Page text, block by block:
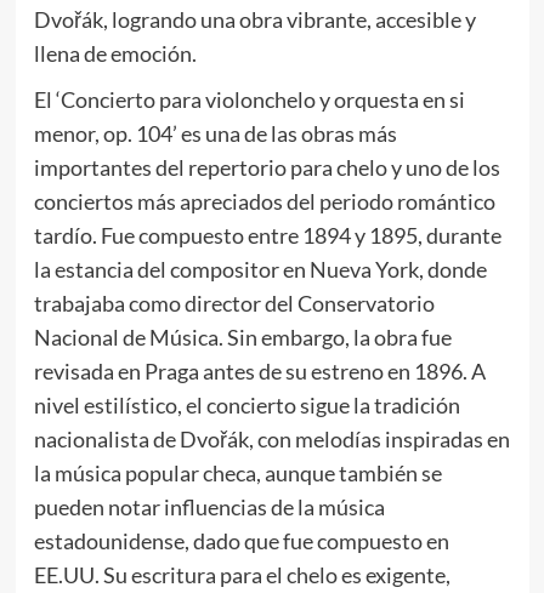
Dvořák, logrando una obra vibrante, accesible y
llena de emoción.
El ‘Concierto para violonchelo y orquesta en si
menor, op. 104’ es una de las obras más
importantes del repertorio para chelo y uno de los
conciertos más apreciados del periodo romántico
tardío. Fue compuesto entre 1894 y 1895, durante
la estancia del compositor en Nueva York, donde
trabajaba como director del Conservatorio
Nacional de Música. Sin embargo, la obra fue
revisada en Praga antes de su estreno en 1896. A
nivel estilístico, el concierto sigue la tradición
nacionalista de Dvořák, con melodías inspiradas en
la música popular checa, aunque también se
pueden notar influencias de la música
estadounidense, dado que fue compuesto en
EE.UU. Su escritura para el chelo es exigente,